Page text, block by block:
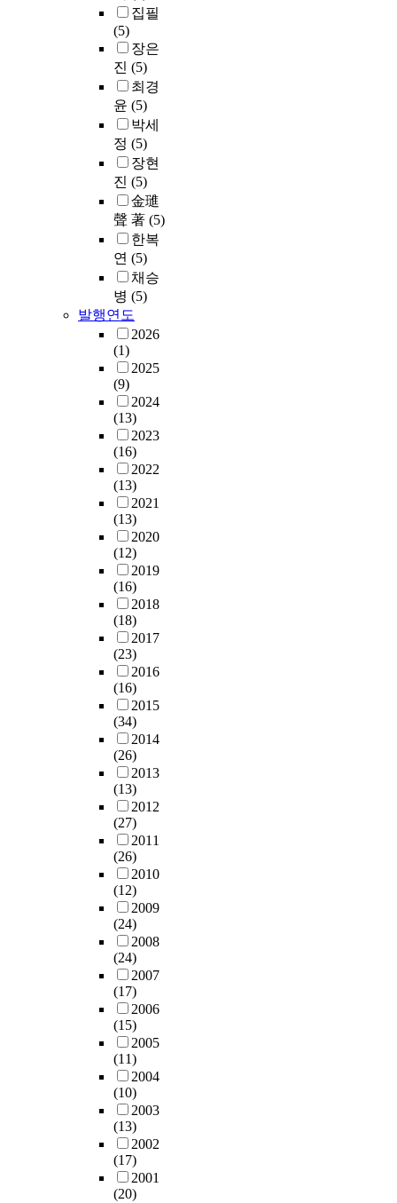
집필
(5)
장은
진 (5)
최경
윤 (5)
박세
정 (5)
장현
진 (5)
金璡
聲 著 (5)
한복
연 (5)
채승
병 (5)
발행연도
2026
(1)
2025
(9)
2024
(13)
2023
(16)
2022
(13)
2021
(13)
2020
(12)
2019
(16)
2018
(18)
2017
(23)
2016
(16)
2015
(34)
2014
(26)
2013
(13)
2012
(27)
2011
(26)
2010
(12)
2009
(24)
2008
(24)
2007
(17)
2006
(15)
2005
(11)
2004
(10)
2003
(13)
2002
(17)
2001
(20)